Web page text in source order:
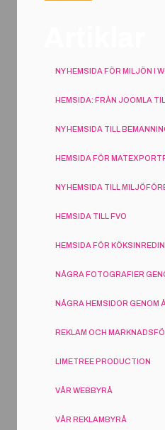
NY HEMSIDA FÖR MILJÖN I
HEMSIDA: FRÅN JOOMLA
NY HEMSIDA TILL
HEMSIDA FÖR
NY HEMSIDA TILL
HEMSIDA TILL FVO
HEMSIDA FÖR
NÅGRA FOTOGRAFIER
NÅGRA HEMSIDOR GENOM
REKLAM OCH
LIMETREE PRODUCTION
VÅR WEBBYRÅ
VÅR REKLAMBYRÅ